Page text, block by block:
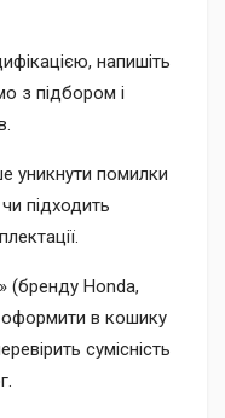
напишіть
з підбором і
уникнути помилки
підходить
(бренду Honda,
оформити в кошику
сумісність